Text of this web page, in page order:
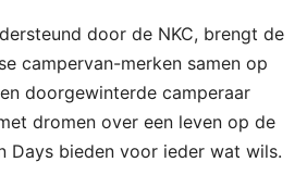
door de NKC, brengt de
campervan-merken samen op
doorgewinterde camperaar
dromen over een leven op de
Days bieden voor ieder wat wils.